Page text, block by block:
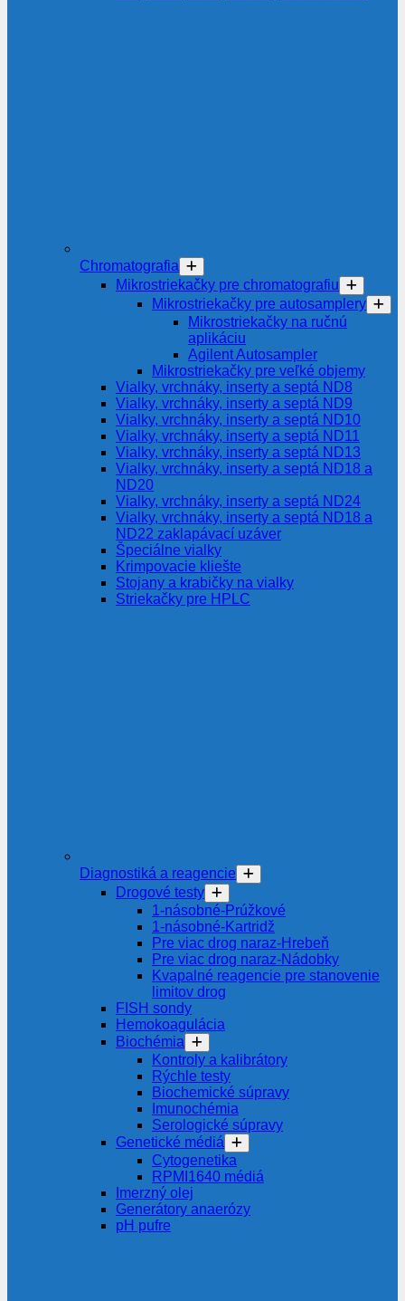
Chromatografia
Mikrostriekačky pre chromatografiu
Mikrostriekačky pre autosamplery
Mikrostriekačky na ručnú
aplikáciu
Agilent Autosampler
Mikrostriekačky pre veľké objemy
Vialky, vrchnáky, inserty a septá ND8
Vialky, vrchnáky, inserty a septá ND9
Vialky, vrchnáky, inserty a septá ND10
Vialky, vrchnáky, inserty a septá ND11
Vialky, vrchnáky, inserty a septá ND13
Vialky, vrchnáky, inserty a septá ND18 a
ND20
Vialky, vrchnáky, inserty a septá ND24
Vialky, vrchnáky, inserty a septá ND18 a
ND22 zaklapávací uzáver
Špeciálne vialky
Krimpovacie kliešte
Stojany a krabičky na vialky
Striekačky pre HPLC
Diagnostiká a reagencie
Drogové testy
1-násobné-Prúžkové
1-násobné-Kartridž
Pre viac drog naraz-Hrebeň
Pre viac drog naraz-Nádobky
Kvapalné reagencie pre stanovenie
limitov drog
FISH sondy
Hemokoagulácia
Biochémia
Kontroly a kalibrátory
Rýchle testy
Biochemické súpravy
Imunochémia
Serologické súpravy
Genetické médiá
Cytogenetika
RPMI1640 médiá
Imerzný olej
Generátory anaerózy
pH pufre